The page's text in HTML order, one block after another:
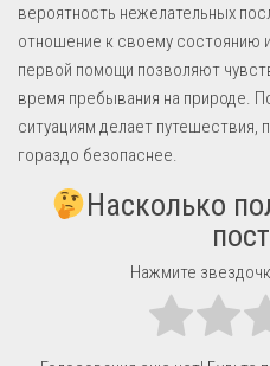
вероятность нежелательных
отношение к своему состоянию
первой помощи позволяют
время пребывания на природе.
ситуациям делает путешествия,
гораздо безопаснее.
Насколько
Нажмите